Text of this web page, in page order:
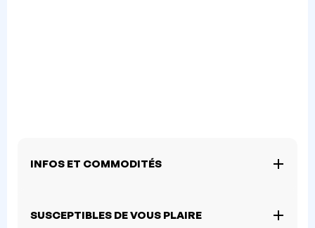
INFOS ET COMMODITÉS
SUSCEPTIBLES DE VOUS PLAIRE